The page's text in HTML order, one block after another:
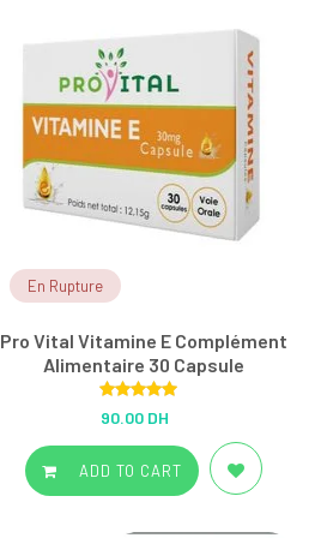
En Rupture
Pro Vital Vitamine E Complément
Alimentaire 30 Capsule
Rated5.00
out of 5
90.00 DH
ADD TO CART